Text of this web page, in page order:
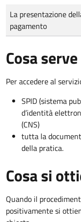
Tipo di pagamento
Importo
La presentazione
pagamento
Cosa serve
Per accedere al
SPID (sistema
d’identità
(CNS)
tutta la
della pratica.
Cosa si
Quando il
positivamente si